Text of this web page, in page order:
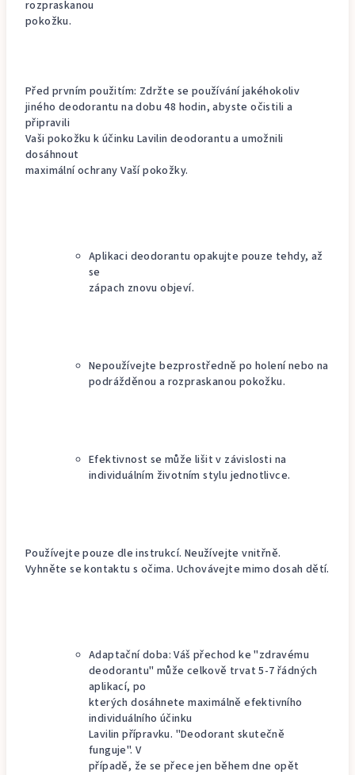
rozpraskanou
pokožku.
Před prvním použitím: Zdržte se používání jakéhokoliv
jiného deodorantu na dobu 48 hodin, abyste očistili a
připravili
Vaši pokožku k účinku Lavilin deodorantu a umožnili
dosáhnout
maximální ochrany Vaší pokožky.
Aplikaci deodorantu opakujte pouze tehdy, až
se
zápach znovu objeví.
Nepoužívejte bezprostředně po holení nebo na
podrážděnou a rozpraskanou pokožku.
Efektivnost se může lišit v závislosti na
individuálním životním stylu jednotlivce.
Používejte pouze dle instrukcí. Neužívejte vnitřně.
Vyhněte se kontaktu s očima. Uchovávejte mimo dosah dětí.
Adaptační doba: Váš přechod ke "zdravému
deodorantu" může celkově trvat 5-7 řádných
aplikací, po
kterých dosáhnete maximálně efektivního
individuálního účinku
Lavilin přípravku. "Deodorant skutečně
funguje". V
případě, že se přece jen během dne opět